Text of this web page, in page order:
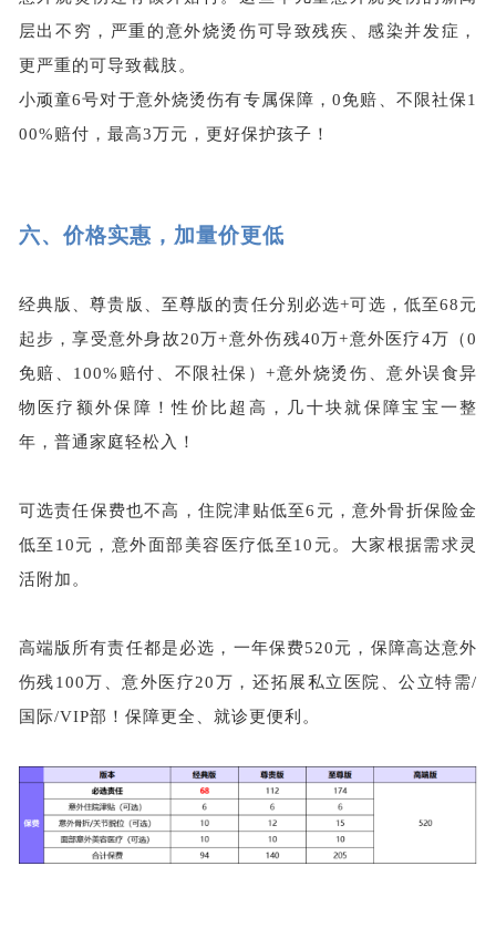
层出不穷，严重的意外烧烫伤可导致残疾、感染并发症，
更严重的可导致截肢。
小顽童6号对于意外烧烫伤有专属保障，0免赔、不限社保1
00%赔付，最高3万元，更好保护孩子！
六、 价格实惠，加量价更低
经典版、尊贵版、至尊版的责任分别必选+可选，低至68元
起步，享受意外身故20万+意外伤残40万+意外医疗4万（0
免赔、100%赔付、不限社保）+意外烧烫伤、意外误食异
物医疗额外保障！性价比超高，几十块就保障宝宝一整
年，普通家庭轻松入！
可选责任保费也不高，住院津贴低至6元，意外骨折保险金
低至10元，意外面部美容医疗低至10元。大家根据需求灵
活附加。
高端版所有责任都是必选，一年保费520元，保障高达意外
伤残100万、意外医疗20万，还拓展私立医院、公立特需/
国际/VIP部！保障更全、就诊更便利。